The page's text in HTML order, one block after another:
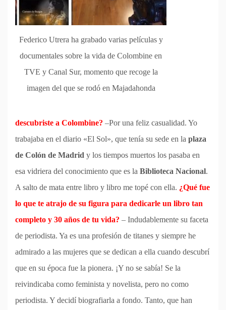
Federico Utrera ha grabado varias películas y
documentales sobre la vida de Colombine en
TVE y Canal Sur, momento que recoge la
imagen del que se rodó en Majadahonda
descubriste a Colombine? –Por una feliz casualidad. Yo
trabajaba en el diario «El Sol», que tenía su sede en la plaza
de Colón de Madrid y los tiempos muertos los pasaba en
esa vidriera del conocimiento que es la Biblioteca Nacional.
A salto de mata entre libro y libro me topé con ella. ¿Qué fue
lo que te atrajo de su figura para dedicarle un libro tan
completo y 30 años de tu vida? – Indudablemente su faceta
de periodista. Ya es una profesión de titanes y siempre he
admirado a las mujeres que se dedican a ella cuando descubrí
que en su época fue la pionera. ¡Y no se sabía! Se la
reivindicaba como feminista y novelista, pero no como
periodista. Y decidí biografiarla a fondo. Tanto, que han